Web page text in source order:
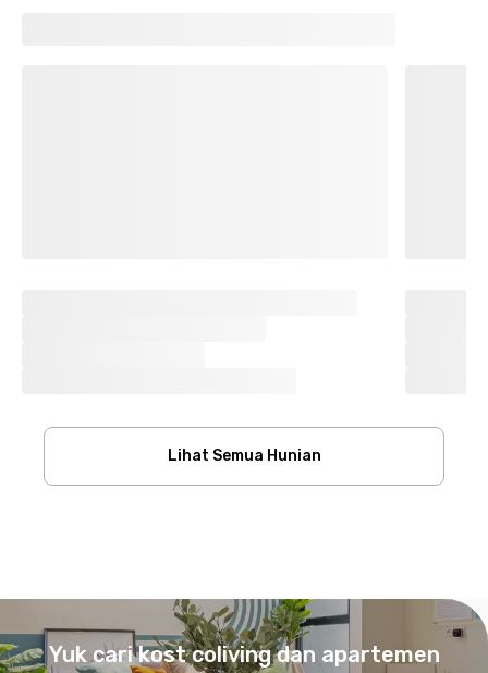
Lihat Semua Hunian
Yuk cari kost coliving dan apartemen